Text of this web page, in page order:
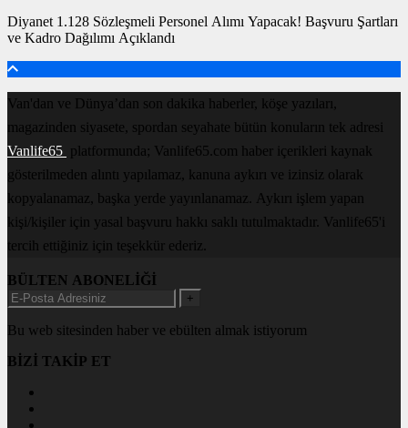
Diyanet 1.128 Sözleşmeli Personel Alımı Yapacak! Başvuru Şartları
ve Kadro Dağılımı Açıklandı
Van'dan ve Dünya’dan son dakika haberler, köşe yazıları,
magazinden siyasete, spordan seyahate bütün konuların tek adresi
Vanlife65 platformunda; Vanlife65.com haber içerikleri kaynak
gösterilmeden alıntı yapılamaz, kanuna aykırı ve izinsiz olarak
kopyalanamaz, başka yerde yayınlanamaz. Aykırı işlem yapan
kişi/kişiler için yasal başvuru hakkı saklı tutulmaktadır. Vanlife65'i
tercih ettiğiniz için teşekkür ederiz.
BÜLTEN ABONELİĞİ
+
Bu web sitesinden haber ve ebülten almak istiyorum
BİZİ TAKİP ET